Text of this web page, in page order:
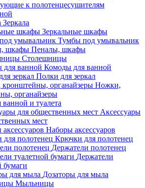
к полотенцесушителям
Зеркала
Зеркальные шкафы
Тумбы под умывальник
Пеналы, шкафы
Столешницы
Комоды для ванной
Полки для зеркал
Ножки,
органайзеры
и туалета
Аксессуары
мест
Наборы аксессуаров
Крючки для полотенец
Держатели полотенец
Держатели
бумаги
Дозаторы для мыла
Мыльницы